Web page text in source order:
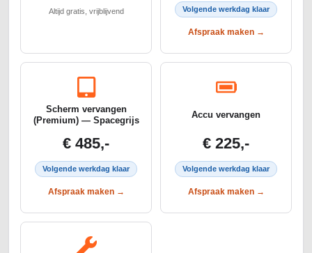
Altijd gratis, vrijblijvend Volgende werkdag klaar
Afspraak maken →
Scherm vervangen
(Premium) — Spacegrijs
€ 485,-
Volgende werkdag klaar
Afspraak maken →
Accu vervangen
€ 225,-
Volgende werkdag klaar
Afspraak maken →